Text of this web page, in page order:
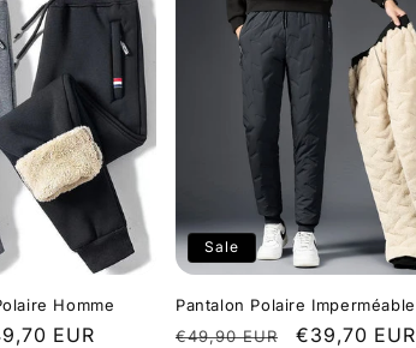
Homme
EUR
Sale
Pantalon Polaire Imperméable
Regular
€49,90 EUR
Sale
€39,70 EUR